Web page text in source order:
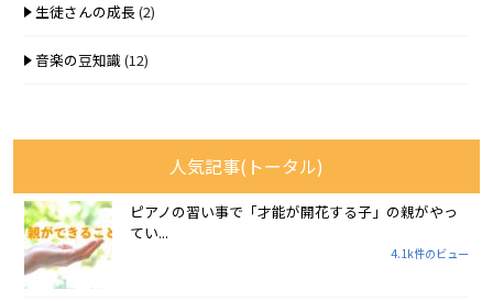
生徒さんの成長(2)
音楽の豆知識(12)
人気記事(トータル)
ピアノの習い事で「才能が開花する子」の親がやっ
てい...
4.1k件のビュー